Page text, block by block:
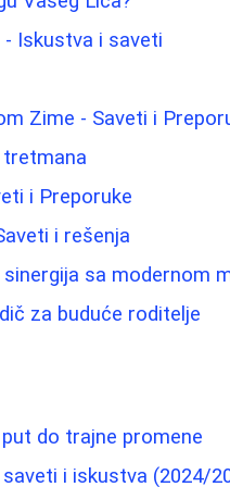
Iskustva i saveti
Zime - Saveti i
tretmana
i Preporuke
i rešenja
sa modernom
za buduće roditelje
do trajne promene
i iskustva (2024/